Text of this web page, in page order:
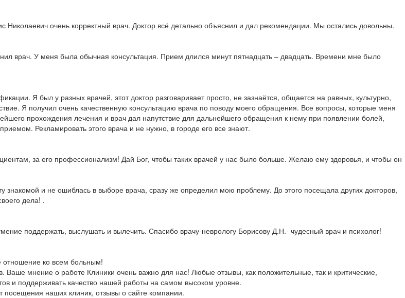
очень корректный врач. Доктор всё детально объяснил и дал рекомендации. Мы остались довольны.
врач. У меня была обычная консультация. Прием длился минут пятнадцать – двадцать. Времени мне было
Я был у разных врачей, этот доктор разговаривает просто, не зазнаётся, общается на равных, культурно,
Я получил очень качественную консультацию врача по поводу моего обращения. Все вопросы, которые меня
прохождения лечения и врач дал напутствие для дальнейшего обращения к нему при появлении болей,
Рекламировать этого врача и не нужно, в городе его все знают.
за его профессионализм! Дай Бог, чтобы таких врачей у нас было больше. Желаю ему здоровья, и чтобы он
знакомой и не ошиблась в выборе врача, сразу же определил мою проблему. До этого посещала других докторов,
дела! .
поддержать, выслушать и вылечить. Спасибо врачу-неврологу Борисову Д.Н.- чудесный врач и психолог!
ко всем больным!
мнение о работе Клиники очень важно для нас! Любые отзывы, как положительные, так и критические,
и поддерживать качество нашей работы на самом высоком уровне.
наших клиник, отзывы о сайте компании.